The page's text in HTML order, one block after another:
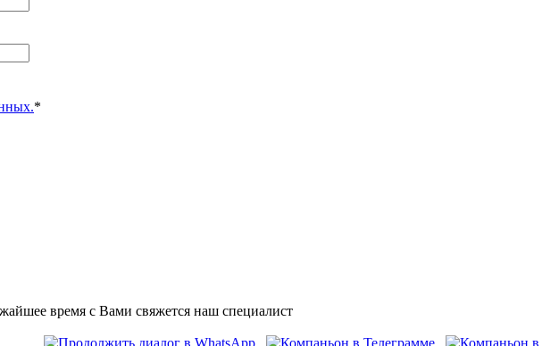
*
время с Вами свяжется наш специалист